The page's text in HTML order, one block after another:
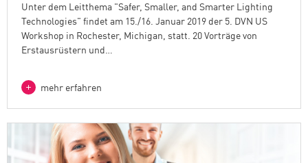
Unter dem Leitthema "Safer, Smaller, and Smarter Lighting
Technologies" findet am 15./16. Januar 2019 der 5. DVN US
Workshop in Rochester, Michigan, statt. 20 Vorträge von
Erstausrüstern und…
mehr erfahren